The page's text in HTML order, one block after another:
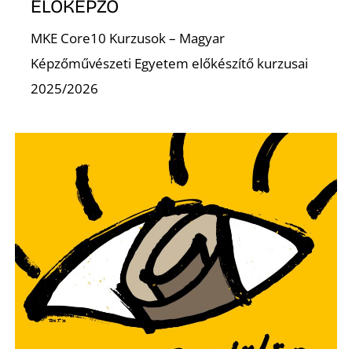
ELŐKÉPZŐ
MKE Core10 Kurzusok – Magyar
Képzőművészeti Egyetem előkészítő kurzusai
2025/2026